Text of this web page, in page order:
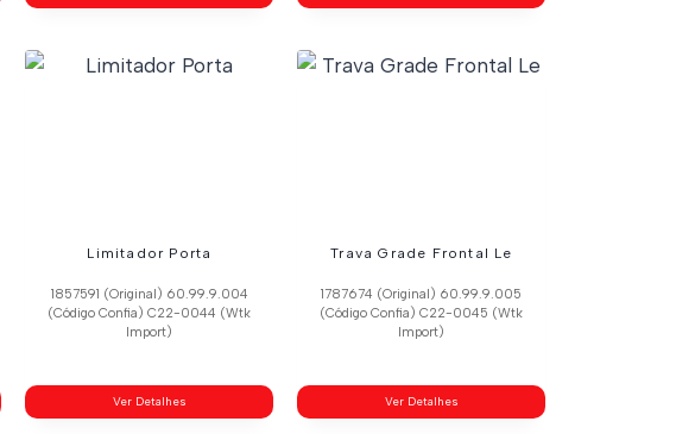
Limitador Porta
1857591 (Original) 60.99.9.004
(Código Confia) C22-0044 (Wtk
Import)
Ver Detalhes
Trava Grade Frontal Le
1787674 (Original) 60.99.9.005
(Código Confia) C22-0045 (Wtk
Import)
Ver Detalhes